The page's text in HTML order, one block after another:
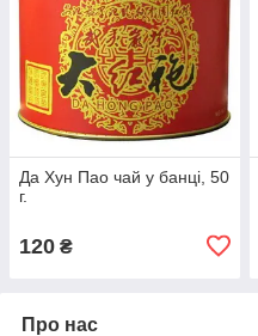
Да Хун Пао чай у банці, 50
г.
120 ₴
Про нас